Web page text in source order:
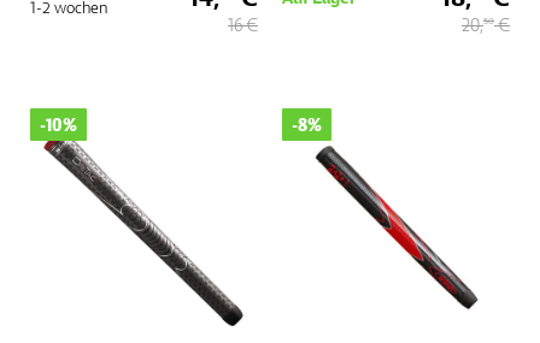
Bags
Trolleys
1-2 wochen
16 € 20,50€
-10% -8%